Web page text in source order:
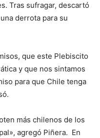
Tras sufragar, descartó
derrota para su
que este Plebiscito
y que nos sintamos
para que Chile tenga
más chilenos de los
agregó Piñera. En